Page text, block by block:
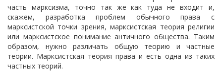
часть марксизма, точно так же как туда не входит и,
скажем, разработка проблем обычного права с
марксистской точки зрения, марксистская теория религии
или марксистское понимание античного общества. Таким
образом, нужно различать общую теорию и частные
теории. Марксистская теория права и есть одна из таких
частных теорий.